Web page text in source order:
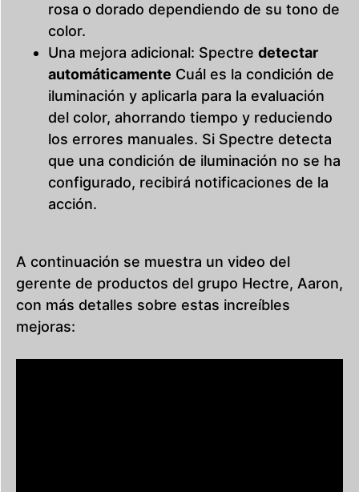
rosa o dorado dependiendo de su tono de
color.
Una mejora adicional: Spectre detectar
automáticamente Cuál es la condición de
iluminación y aplicarla para la evaluación
del color, ahorrando tiempo y reduciendo
los errores manuales. Si Spectre detecta
que una condición de iluminación no se ha
configurado, recibirá notificaciones de la
acción.
A continuación se muestra un video del
gerente de productos del grupo Hectre, Aaron,
con más detalles sobre estas increíbles
mejoras: